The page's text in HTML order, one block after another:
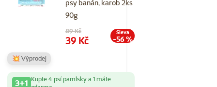
psy banán, karob 2ks
90g
Původní cena
89 Kč
Cena
39 Kč
Sleva
-56 %
💥 Výprodej
3+1 Kupte 4 psí pamlsky a 1 máte